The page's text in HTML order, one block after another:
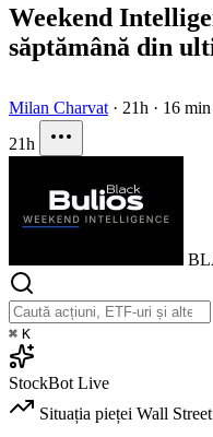
Weekend
săptămână din
Milan Charvat · 21h · 16
21h
⌘ K
StockBot Live
Situația pieței Wall Street